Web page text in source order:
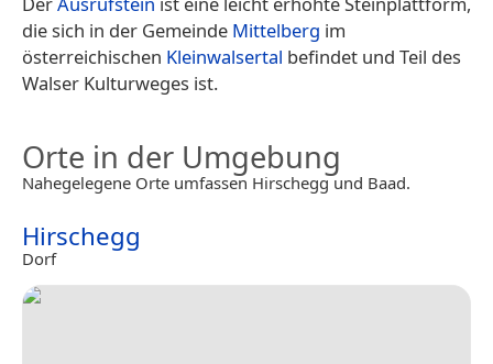
die sich in der Gemeinde Mittelberg im
österreichischen Kleinwalsertal befindet und Teil des
Walser Kulturweges ist.
Orte in der Umgebung
Nahegelegene Orte umfassen Hirschegg und Baad.
Hirschegg
Dorf